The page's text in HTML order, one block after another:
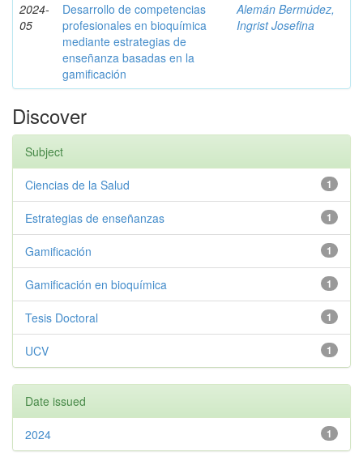
2024-
05
Desarrollo de competencias
profesionales en bioquímica
mediante estrategias de
enseñanza basadas en la
gamificación
Alemán Bermúdez,
Ingrist Josefina
Discover
Subject
1
Ciencias de la Salud
1
Estrategias de enseñanzas
1
Gamificación
1
Gamificación en bioquímica
1
Tesis Doctoral
1
UCV
Date issued
1
2024